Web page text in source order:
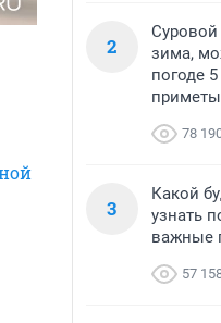
2
Суровой
зима,
погоде
приметы
78
3
Какой
узнать
важные
57